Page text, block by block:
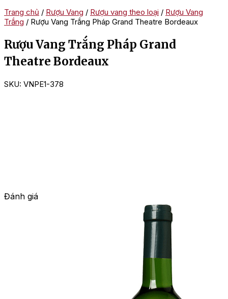
Trang chủ / Rượu Vang / Rượu vang theo loại / Rượu Vang
Trắng / Rượu Vang Trắng Pháp Grand Theatre Bordeaux
Rượu Vang Trắng Pháp Grand
Theatre Bordeaux
SKU: VNPE1-378
Đánh giá